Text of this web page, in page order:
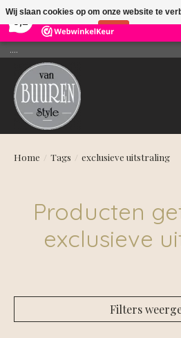
26 Reviews
....
Home / Tags / exclusieve uitstraling
Producten
exclusieve
Filters
Wij slaan cookies op om onze website te
Nee